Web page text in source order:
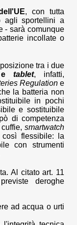
, con tutta
agli sportellini a
- sarà comunque
incollate o
tra i due
tablet, infatti,
Regulation e
la batteria non
in pochi
e sostituibile
di competenza
cuffie,smartwatch
flessibile: la
con strumenti
Al citato art. 11
deroghe
ad acqua o urti